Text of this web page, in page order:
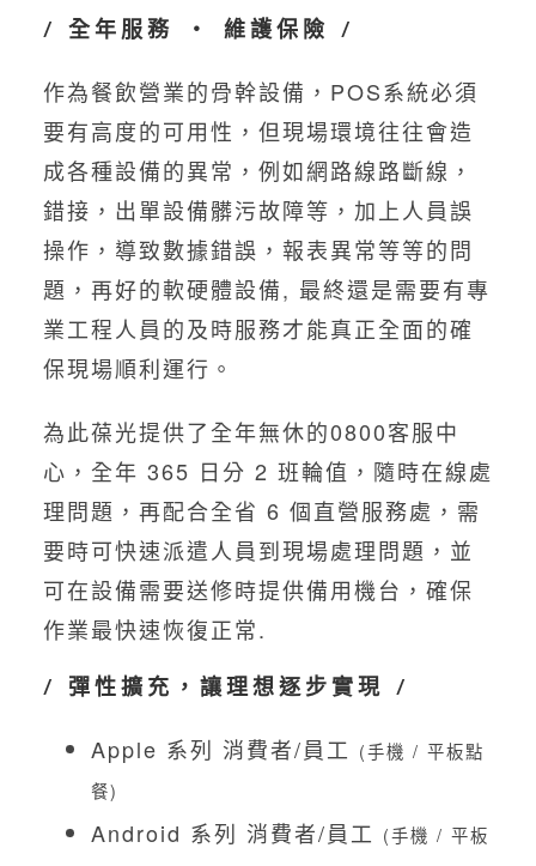
/ 全年服務 ‧ 維護保險 /
作為餐飲營業的骨幹設備，POS系統必須
要有高度的可用性，但現場環境往往會造
成各種設備的異常，例如網路線路斷線，
錯接，出單設備髒污故障等，加上人員誤
操作，導致數據錯誤，報表異常等等的問
題，再好的軟硬體設備, 最終還是需要有專
業工程人員的及時服務才能真正全面的確
保現場順利運行。
為此葆光提供了全年無休的0800客服中
心，全年 365 日分 2 班輪值，隨時在線處
理問題，再配合全省 6 個直營服務處，需
要時可快速派遣人員到現場處理問題，並
可在設備需要送修時提供備用機台，確保
作業最快速恢復正常.
/ 彈性擴充，讓理想逐步實現 /
Apple 系列 消費者/員工 (手機 / 平板點
餐)
Android 系列 消費者/員工 (手機 / 平板